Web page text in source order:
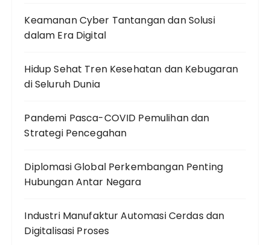
Keamanan Cyber Tantangan dan Solusi
dalam Era Digital
Hidup Sehat Tren Kesehatan dan Kebugaran
di Seluruh Dunia
Pandemi Pasca-COVID Pemulihan dan
Strategi Pencegahan
Diplomasi Global Perkembangan Penting
Hubungan Antar Negara
Industri Manufaktur Automasi Cerdas dan
Digitalisasi Proses